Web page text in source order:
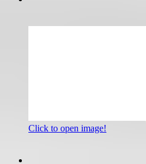
Click to open image!